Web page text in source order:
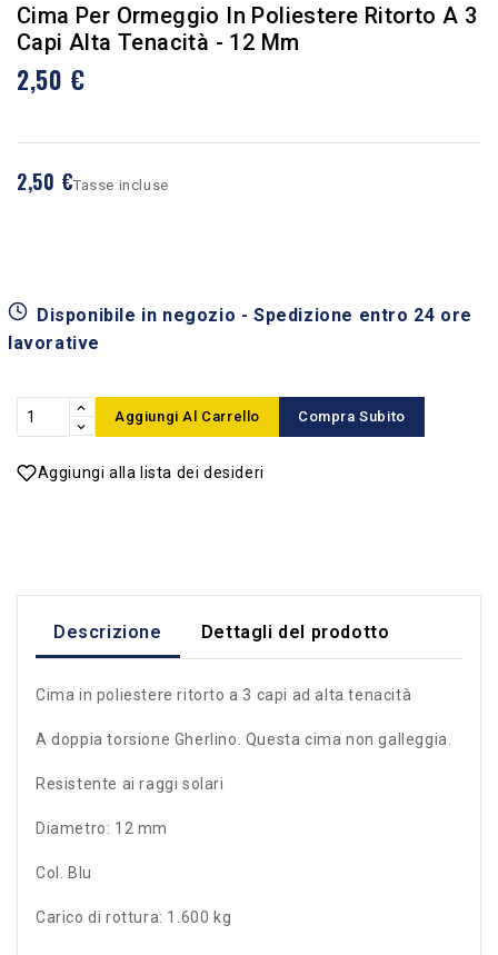
Cima Per Ormeggio In Poliestere Ritorto A 3
Capi Alta Tenacità - 12 Mm
2,50 €
2,50 €Tasse incluse
Disponibile in negozio - Spedizione entro 24 ore
lavorative
Aggiungi Al Carrello Compra Subito
Aggiungi alla lista dei desideri
Descrizione Dettagli del prodotto
Cima in poliestere ritorto a 3 capi ad alta tenacità
A doppia torsione Gherlino. Questa cima non galleggia.
Resistente ai raggi solari
Diametro: 12 mm
Col. Blu
Carico di rottura: 1.600 kg